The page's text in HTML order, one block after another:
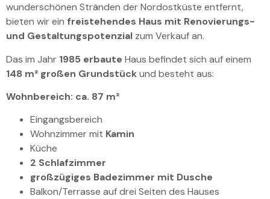
wunderschönen Stränden der Nordostküste entfernt,
bieten wir ein freistehendes Haus mit Renovierungs-
und Gestaltungspotenzial zum Verkauf an.
Das im Jahr 1985 erbaute Haus befindet sich auf einem
148 m² großen Grundstückund besteht aus:
Wohnbereich: ca. 87 m²
Eingangsbereich
Wohnzimmer mit Kamin
Küche
2 Schlafzimmer
großzügiges Badezimmer mit Dusche
Balkon/Terrasse auf drei Seiten des Hauses